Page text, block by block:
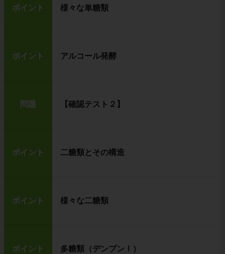
ポイント 様々な単糖類
ポイント アルコール発酵
問題 【確認テスト２】
ポイント 二糖類とその構造
ポイント 様々な二糖類
ポイント 多糖類（デンプンⅠ）